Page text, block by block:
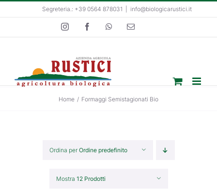
al
Segreteria.: +39 0564 878031 info@biologicarustici.it
InstagramFacebookWhatsApp
Email
Home / Formaggi Semistagionati Bio
Ordina perOrdine predefinito
Mostra 12 Prodotti